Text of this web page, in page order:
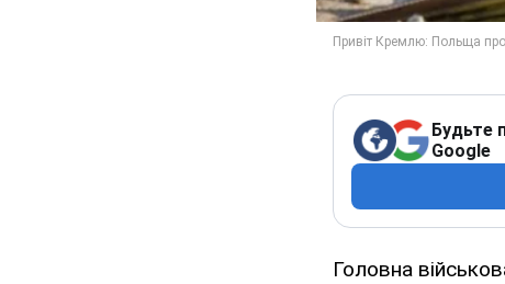
Будьте
Google
Головна